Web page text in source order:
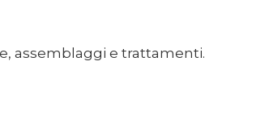
assemblaggi e trattamenti.